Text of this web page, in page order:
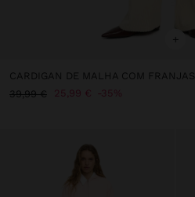
+
CARDIGAN DE MALHA COM FRANJAS
39,99 €
25,99 € 35%